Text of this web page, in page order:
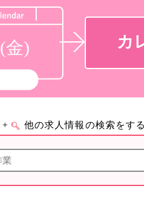
(金) カ
+ 他の求人情報の検索をする